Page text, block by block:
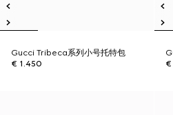
Gucci Tribeca系列小号托特包
€ 1.450
€